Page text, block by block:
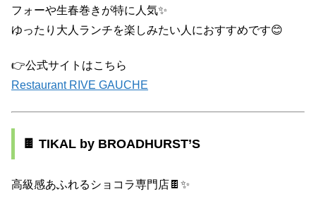
フォーや生春巻きが特に人気✨
ゆったり大人ランチを楽しみたい人におすすめです😊
👉公式サイトはこちら
Restaurant RIVE GAUCHE
🍫 TIKAL by BROADHURST’S
高級感あふれるショコラ専門店🍫✨